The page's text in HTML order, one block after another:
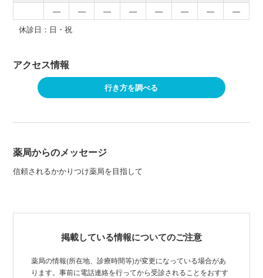
―
― ― ― ― ― ―
―
休診日：日・祝
アクセス情報
行き方を調べる
薬局からのメッセージ
信頼されるかかりつけ薬局を目指して
掲載している情報についてのご注意
薬局の情報(所在地、診療時間等)が変更になっている場合があ
ります。事前に電話連絡を行ってから受診されることをおすす